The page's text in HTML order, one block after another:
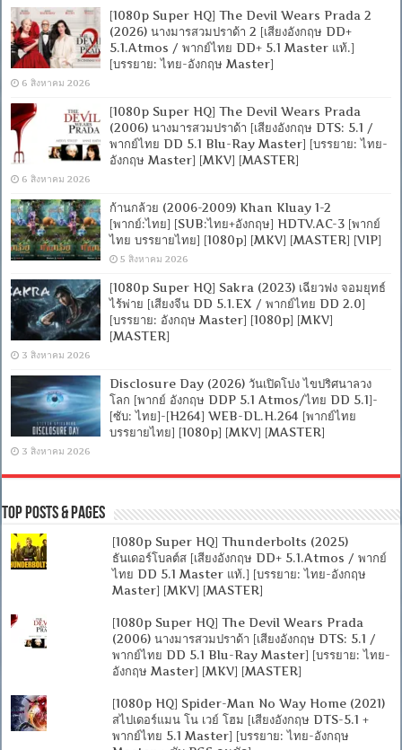
[1080p Super HQ] The Devil Wears Prada 2
(2026) นางมารสวมปราด้า 2 [เสียงอังกฤษ DD+
5.1.Atmos / พากย์ไทย DD+ 5.1 Master แท้.]
[บรรยาย: ไทย-อังกฤษ Master]
6 สิงหาคม 2026
[1080p Super HQ] The Devil Wears Prada
(2006) นางมารสวมปราด้า [เสียงอังกฤษ DTS: 5.1 /
พากย์ไทย DD 5.1 Blu-Ray Master] [บรรยาย: ไทย-
อังกฤษ Master] [MKV] [MASTER]
6 สิงหาคม 2026
ก้านกล้วย (2006-2009) Khan Kluay 1-2
[พากย์:ไทย] [SUB:ไทย+อังกฤษ] HDTV.AC-3 [พากย์
ไทย บรรยายไทย] [1080p] [MKV] [MASTER] [VIP]
5 สิงหาคม 2026
[1080p Super HQ] Sakra (2023) เฉียวฟง จอมยุทธ์
ไร้พ่าย [เสียงจีน DD 5.1.EX / พากย์ไทย DD 2.0]
[บรรยาย: อังกฤษ Master] [1080p] [MKV]
[MASTER]
3 สิงหาคม 2026
Disclosure Day (2026) วันเปิดโปง ไขปริศนาลวง
โลก [พากย์ อังกฤษ DDP 5.1 Atmos/ไทย DD 5.1]-
[ซับ: ไทย]-[H264] WEB-DL.H.264 [พากย์ไทย
บรรยายไทย] [1080p] [MKV] [MASTER]
3 สิงหาคม 2026
Top Posts & Pages
[1080p Super HQ] Thunderbolts (2025)
ธันเดอร์โบลต์ส [เสียงอังกฤษ DD+ 5.1.Atmos / พากย์
ไทย DD 5.1 Master แท้.] [บรรยาย: ไทย-อังกฤษ
Master] [MKV] [MASTER]
[1080p Super HQ] The Devil Wears Prada
(2006) นางมารสวมปราด้า [เสียงอังกฤษ DTS: 5.1 /
พากย์ไทย DD 5.1 Blu-Ray Master] [บรรยาย: ไทย-
อังกฤษ Master] [MKV] [MASTER]
[1080p HQ] Spider-Man No Way Home (2021)
สไปเดอร์แมน โน เวย์ โฮม [เสียงอังกฤษ DTS-5.1 +
พากย์ไทย 5.1 Master] [บรรยาย: ไทย-อังกฤษ